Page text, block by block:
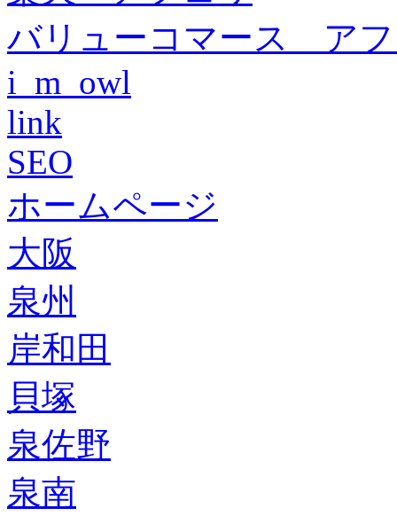
バリューコマース ア
i_m_owl
link
SEO
ホームページ
大阪
泉州
岸和田
貝塚
泉佐野
泉南